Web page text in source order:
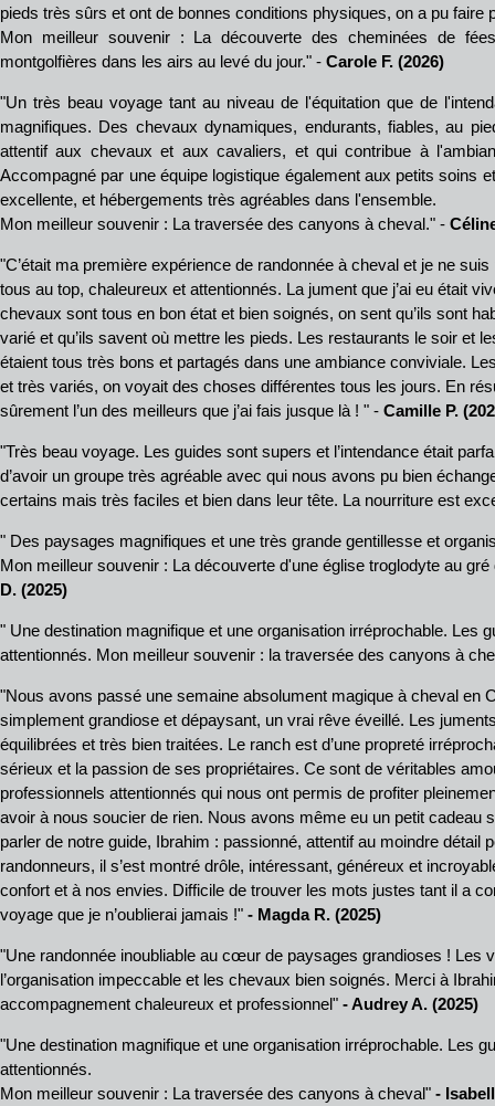
pieds très sûrs et ont de bonnes conditions physiques, on a pu faire
Mon meilleur souvenir : La découverte des cheminées de
montgolfières dans les airs au levé du jour." - Carole F. (2026)
"Un très beau voyage tant au niveau de l'équitation que de
magnifiques. Des chevaux dynamiques, endurants, fiables, au
attentif aux chevaux et aux cavaliers, et qui contribue à
Accompagné par une équipe logistique également aux petits soins
excellente, et hébergements très agréables dans l'ensemble.
Mon meilleur souvenir : La traversée des canyons à cheval." -
"C’était ma première expérience de randonnée à cheval et je ne
tous au top, chaleureux et attentionnés. La jument que j’ai eu était
chevaux sont tous en bon état et bien soignés, on sent qu’ils sont
varié et qu’ils savent où mettre les pieds. Les restaurants le soir et
étaient tous très bons et partagés dans une ambiance conviviale.
et très variés, on voyait des choses différentes tous les jours. En
sûrement l’un des meilleurs que j’ai fais jusque là ! " - Camille P.
"Très beau voyage. Les guides sont supers et l’intendance était
d’avoir un groupe très agréable avec qui nous avons pu bien
certains mais très faciles et bien dans leur tête. La nourriture est
" Des paysages magnifiques et une très grande gentillesse et
Mon meilleur souvenir : La découverte d'une église troglodyte au
D. (2025)
" Une destination magnifique et une organisation irréprochable. Les
attentionnés. Mon meilleur souvenir : la traversée des canyons à
"Nous avons passé une semaine absolument magique à cheval en
simplement grandiose et dépaysant, un vrai rêve éveillé. Les
équilibrées et très bien traitées. Le ranch est d’une propreté
sérieux et la passion de ses propriétaires. Ce sont de véritables
professionnels attentionnés qui nous ont permis de profiter
avoir à nous soucier de rien. Nous avons même eu un petit cadeau
parler de notre guide, Ibrahim : passionné, attentif au moindre détail
randonneurs, il s’est montré drôle, intéressant, généreux et
confort et à nos envies. Difficile de trouver les mots justes tant il a
voyage que je n’oublierai jamais !" - Magda R. (2025)
"Une randonnée inoubliable au cœur de paysages grandioses ! Les
l’organisation impeccable et les chevaux bien soignés. Merci à
accompagnement chaleureux et professionnel" - Audrey A. (2025)
"Une destination magnifique et une organisation irréprochable. Les
attentionnés.
Mon meilleur souvenir : La traversée des canyons à cheval" -